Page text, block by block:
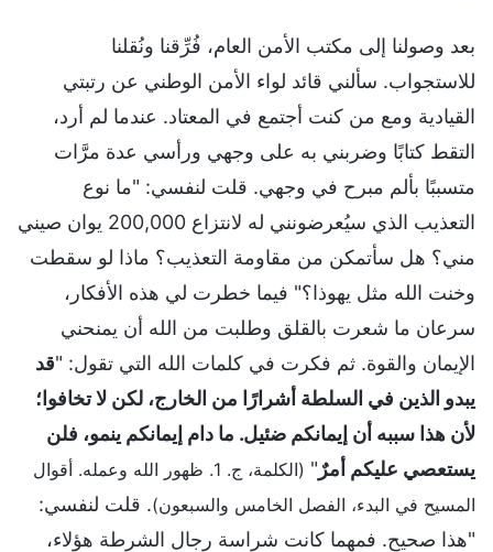
بعد وصولنا إلى مكتب الأمن العام، فُرِّقنا ونُقلنا
للاستجواب. سألني قائد لواء الأمن الوطني عن رتبتي
القيادية ومع من كنت أجتمع في المعتاد. عندما لم أرد،
التقط كتابًا وضربني به على وجهي ورأسي عدة مرَّات
متسببًا بألم مبرح في وجهي. قلت لنفسي: "ما نوع
التعذيب الذي سيُعرضونني له لانتزاع 200,000 يوان صيني
مني؟ هل سأتمكن من مقاومة التعذيب؟ ماذا لو سقطت
وخنت الله مثل يهوذا؟" فيما خطرت لي هذه الأفكار،
سرعان ما شعرت بالقلق وطلبت من الله أن يمنحني
الإيمان والقوة. ثم فكرت في كلمات الله التي تقول: "قد
يبدو الذين في السلطة أشرارًا من الخارج، لكن لا تخافوا؛
لأن هذا سببه أن إيمانكم ضئيل. ما دام إيمانكم ينمو، فلن
يستعصي عليكم أمرٌ "
(الكلمة، ج. 1. ظهور الله وعمله. أقوال
المسيح في البدء، الفصل الخامس والسبعون). قلت لنفسي:
"هذا صحيح. فمهما كانت شراسة رجال الشرطة هؤلاء،